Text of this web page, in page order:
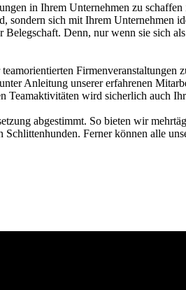
in Ihrem Unternehmen zu
sondern sich mit Ihrem Unternehmen
Denn, nur wenn sie sich als
Firmenveranstaltungen
Anleitung unserer erfahrenen
wird sicherlich auch
abgestimmt. So bieten wir
Ferner können alle